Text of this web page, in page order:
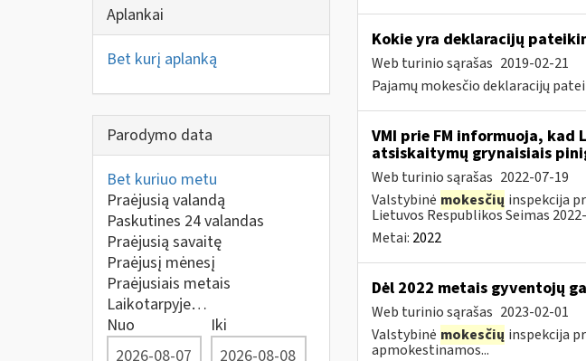
Aplankai
Bet kurį aplanką
Parodymo data
Bet kuriuo metu
Praėjusią valandą
Paskutines 24 valandas
Praėjusią savaitę
Praėjusį mėnesį
Praėjusiais metais
Laikotarpyje…
Nuo
Iki
Kokie yra deklaracijų
Web turinio sąrašas 2019-02-21
Pajamų mokesčio deklaracijų
VMI prie FM informuoja, kad
atsiskaitymų grynaisiais
Web turinio sąrašas 2022-07-19
Valstybinė mokesčių inspekcija
Lietuvos Respublikos Seimas
Metai: 2022
Dėl 2022 metais gyventojų
Web turinio sąrašas 2023-02-01
Valstybinė mokesčių inspekcija
apmokestinamos...